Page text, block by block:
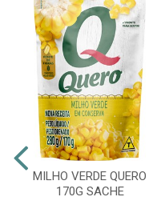
MILHO VERDE QUERO
170G SACHE